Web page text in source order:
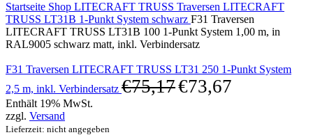
Startseite Shop LITECRAFT TRUSS Traversen LITECRAFT
TRUSS LT31B 1-Punkt System schwarz F31 Traversen
LITECRAFT TRUSS LT31B 100 1-Punkt System 1,00 m, in
RAL9005 schwarz matt, inkl. Verbindersatz
F31 Traversen LITECRAFT TRUSS LT31 250 1-Punkt System
2,5 m, inkl. Verbindersatz €75,17€73,67
Enthält 19% MwSt.
zzgl. Versand
Lieferzeit: nicht angegeben